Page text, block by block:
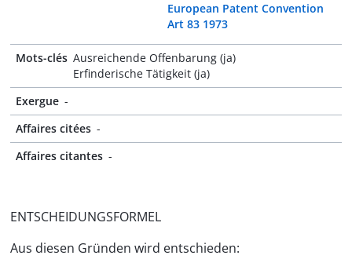
European Patent Convention
Art 83 1973
Mots-clés Ausreichende Offenbarung (ja)
Erfinderische Tätigkeit (ja)
Exergue -
Affaires citées -
Affaires citantes -
ENTSCHEIDUNGSFORMEL
Aus diesen Gründen wird entschieden: